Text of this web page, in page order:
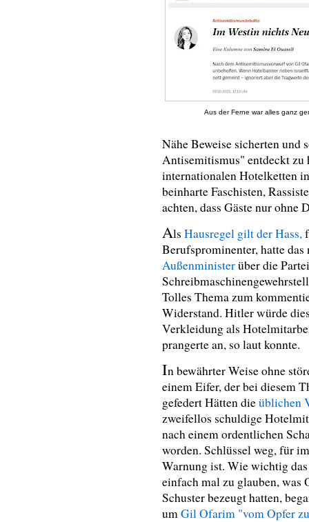
Aus der Ferne war alles ganz
Nähe Beweise sicherten und
Antisemitismus" entdeckt zu
internationalen Hotelketten
beinharte Faschisten,
achten, dass Gäste nur
Als Hausregel gilt der Hass,
Berufsprominenter, hatte
Außenministerüber die
Tolles Thema zum
Widerstand. Hitler würde
Verkleidung als
prangerte an, so laut konnte.
In bewährter Weise ohne
einem Eifer, der bei diesem
gefedert Hätten dieüblichen
zweifellos schuldige
nach einem ordentlichen
worden. Schlüssel weg, für
Warnung ist. Wie wichtig
einfach mal zu glauben, was
Schuster bezeugt hatten,
um Gil Ofarim "vom Opfer